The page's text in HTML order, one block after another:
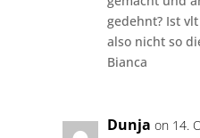
gedehnt? Ist
also nicht so
Bianca
Dunja on 14.